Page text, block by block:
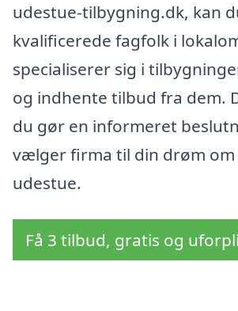
udestue-tilbygning.dk, kan
kvalificerede fagfolk i
specialiserer sig i
og indhente tilbud fra dem.
du gør en informeret
vælger firma til din drøm om
udestue.
Få 3 tilbud, gratis og